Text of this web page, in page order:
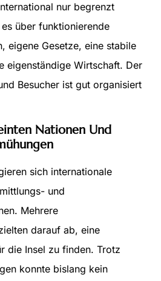
nur begrenzt
über funktionierende
eigene Gesetze, eine stabile
eigenständige Wirtschaft. Der
Besucher ist gut organisiert
Nationen Und
sich internationale
und
Mehrere
darauf ab, eine
die Insel zu finden. Trotz
konnte bislang kein